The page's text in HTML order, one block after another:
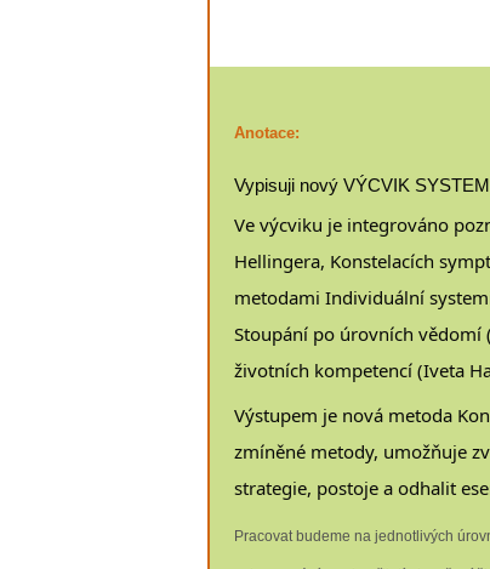
Anotace:
Vypisuji nový VÝCVIK
Ve výcviku je integrováno
Hellingera, Konstelacích
metodami Individuální
Stoupání po úrovních vědomí
životních kompetencí (Iveta
Výstupem je nová metoda
zmíněné metody, umožňuje
strategie, postoje a odhalit
Pracovat budeme na jednotlivých